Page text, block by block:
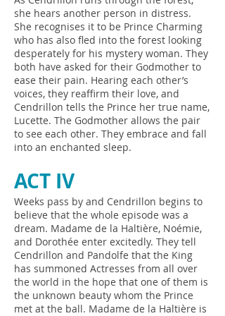
she hears another person in distress.
She recognises it to be Prince Charming
who has also fled into the forest looking
desperately for his mystery woman. They
both have asked for their Godmother to
ease their pain. Hearing each other’s
voices, they reaffirm their love, and
Cendrillon tells the Prince her true name,
Lucette. The Godmother allows the pair
to see each other. They embrace and fall
into an enchanted sleep.
ACT IV
Weeks pass by and Cendrillon begins to
believe that the whole episode was a
dream. Madame de la Haltière, Noémie,
and Dorothée enter excitedly. They tell
Cendrillon and Pandolfe that the King
has summoned Actresses from all over
the world in the hope that one of them is
the unknown beauty whom the Prince
met at the ball. Madame de la Haltière is